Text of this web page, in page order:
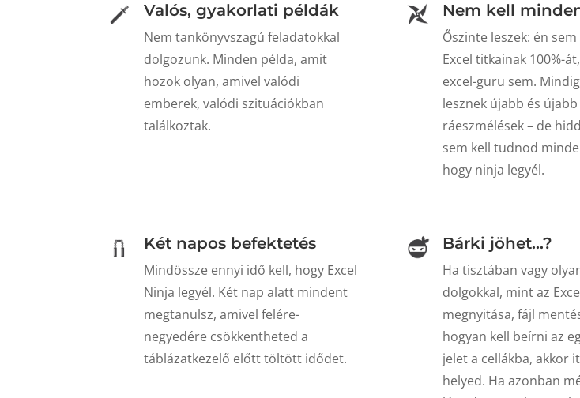
Valós, gyakorlati példák
Nem tankönyvszagú feladatokkal
dolgozunk. Minden példa, amit
hozok olyan, amivel valódi
emberek, valódi szituációkban
találkoztak.
Nem kell
Őszinte leszek: én
Excel titkainak 100%-
excel-guru sem.
lesznek újabb és újabb
ráeszmélések – de
sem kell tudnod
hogy ninja legyél.
Két napos befektetés
Mindössze ennyi idő kell, hogy Excel
Ninja legyél. Két nap alatt mindent
megtanulsz, amivel felére-
negyedére csökkentheted a
táblázatkezelő előtt töltött idődet.
Bárki jöhet...?
Ha tisztában vagy
dolgokkal, mint az
megnyitása, fájl
hogyan kell beírni az
jelet a cellákba, akkor
helyed. Ha azonban